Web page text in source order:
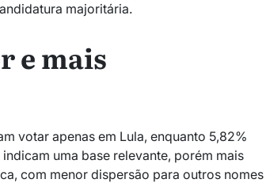
majoritária.
e mais
votar apenas em Lula, enquanto 5,82%
uma base relevante, porém mais
com menor dispersão para outros nomes